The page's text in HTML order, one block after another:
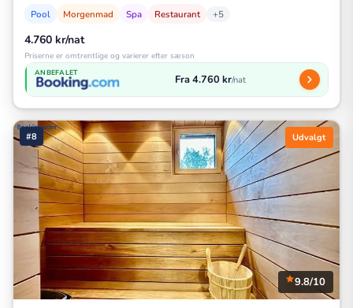
Pool Morgenmad Spa Restaurant +5
4.760 kr/nat
Priserne er omtrentlige og varierer efter sæson
ANBEFALET Fra 4.760 kr/nat
#8 Udvalgt
9.8/10